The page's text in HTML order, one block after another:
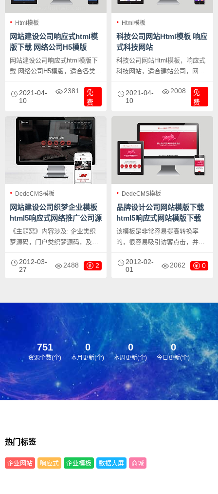
Html模板
网站建设公司响应式html模
版下载 网络公司H5模版
网站建设公司响应式html模版下
载 网络公司H5模版，适合各类网
商，服务器提供商也可以用。
2021-04-
10
2381
免
费
Html模板
科技公司网站Html模板 响应
式科技网站
科技公司网站Html模板，响应式
科技网站，适合建站公司，网络
公司的网站模版。
2021-04-
10
2008
免
费
DedeCMS模板
网站建设公司织梦企业模板
html5响应式网络推广公司源
码下载
《主题窝》内容涉及: 企业类织
梦源码，门户类织梦源码，及工
制等风格。 《主题窝》只专心做
一件事，便是做好的完整的织梦
2012-03-
27
2488 2
DedeCMS模板
品牌设计公司网站模版下载
html5响应式网站模版下载
该模板是非常容易提高转换率
的，很容易吸引访客点击，并且
于网站排名优化，提升ip流量和
pv。html5响应式手机自适应，是
片展示效果绝佳。
2012-02-
01
2062 0
751
资源个数(个)
0
本月更新(个)
0
本周更新(个)
0
今日更新(个)
热门标签
企业网站 响应式 企业模板 数据大屏 商城